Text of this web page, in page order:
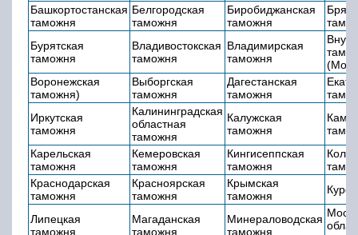
Башкортостанская
таможня
Белгородская
таможня
Биробиджанская
таможня
Бурятская
таможня
Владивостокская
таможня
Владимирская
таможня
Воронежская
таможня)
Выборгская
таможня
Дагестанская
таможня
Иркутская
таможня
Калининградская
областная
таможня
Калужская
таможня
Карельская
таможня
Кемеровская
таможня
Кингисеппская
таможня
Краснодарская
таможня
Красноярская
таможня
Крымская
таможня
Липецкая
таможня
Магаданская
таможня
Минераловодская
таможня